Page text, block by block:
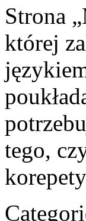
Strona
której
tego,